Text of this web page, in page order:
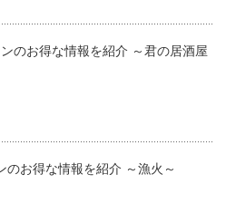
のお得な情報を紹介 ～君の居酒屋
のお得な情報を紹介 ～漁火～